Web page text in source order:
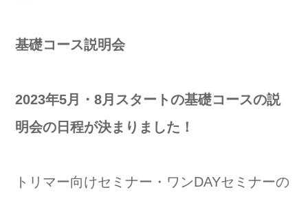
基礎コース説明会
2023年5月・8月スタートの基礎コースの説
明会の日程が決まりました！
トリマー向けセミナー・ワンDAYセミナーの